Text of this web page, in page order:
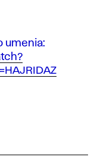
umenia: